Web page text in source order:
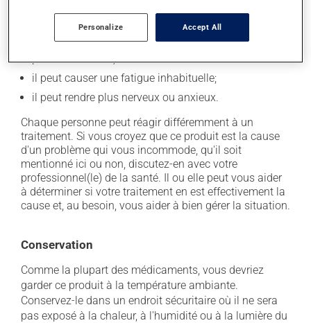
il peut causer des étourdissements ou vous endormir
- levez-vous lentement et soyez prudent avant de
prendre le volant;
il peut causer une fatigue inhabituelle;
il peut rendre plus nerveux ou anxieux.
Chaque personne peut réagir différemment à un
traitement. Si vous croyez que ce produit est la cause
d'un problème qui vous incommode, qu'il soit
mentionné ici ou non, discutez-en avec votre
professionnel(le) de la santé. Il ou elle peut vous aider
à déterminer si votre traitement en est effectivement la
cause et, au besoin, vous aider à bien gérer la situation.
Conservation
Comme la plupart des médicaments, vous devriez
garder ce produit à la température ambiante.
Conservez-le dans un endroit sécuritaire où il ne sera
pas exposé à la chaleur, à l'humidité ou à la lumière du
Personalize Accept All